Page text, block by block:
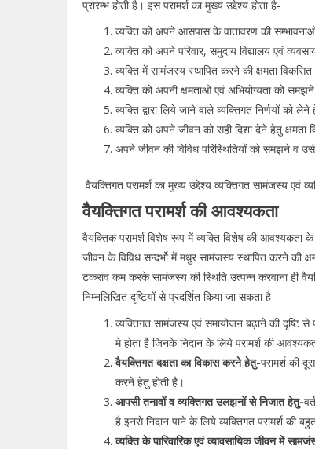
प्रारम्भ होती है। इस परामर्श का मुख्य उद्देश्य होता है-
व्यक्ति को अपने आसपास के वातावरण की
व्यक्ति को अपने परिवार, समुदाय विद्यालय एवं
व्यक्ति में सामंजस्य स्थापित करने की क्षमता
व्यक्ति को अपनी क्षमताओं एवं अभियोग्यता को
व्यक्ति द्वारा लिये जाने वाले व्यक्तिगत निर्णयों को
व्यक्ति को अपने जीवन को सही दिशा देने हेतु क्षमता
अपने जीवन की विविध परिस्थितियों को समझने
वैयक्तिगत परामर्श का मुख्य उद्देश्य व्यक्तिगत सामंजस्य एवं
वैयक्तिगत परामर्श की आवश्यकता
वैयक्तिक परामर्श विशेष रूप में व्यक्ति विशेष की आवश्यकता
जीवन के विविध सन्दर्भो में मधुर सामंजस्य स्थापित करने की
टकराव कम करके सामंजस्य की स्थिति उत्पन्न करवाना ही
निम्नलिखित दृष्टियों से प्रदर्शित किया जा सकता है-
व्यक्तिगत सामंजस्य एवं समायोजन बढ़ाने की दृष्टि
मे होता है जिनके निदान के लिये परामर्श की
वैयक्तिगत दक्षता का विकास करने हेतु-परामर्श की
करने हेतु होती है।
आपसी तनावों व व्यक्तिगत उलझनों से निजात हेतु-
है इनसे निदान पाने के लिये व्यक्तिगत परामर्श की
व्यक्ति के पारिवारिक एवं व्यावसायिक जीवन में